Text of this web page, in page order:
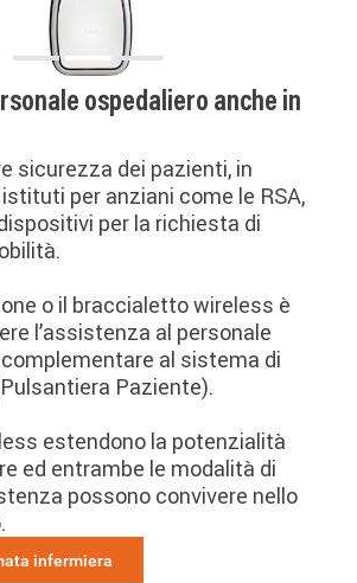
ospedaliero anche in
sicurezza dei pazienti, in
per anziani come le RSA,
per la richiesta di
o il braccialetto wireless è
l’assistenza al personale
al sistema di
Paziente).
estendono la potenzialità
ed entrambe le modalità di
possono convivere nello
infermiera